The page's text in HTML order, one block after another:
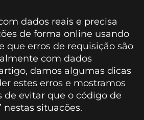
dados reais e precisa
de forma online usando
que erros de requisição são
com dados
damos algumas dicas
estes erros e mostramos
de evitar que o código de
nestas situacões.